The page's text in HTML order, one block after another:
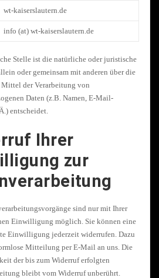
wt-kaiserslautern.de
info (at) wt-kaiserslautern.de
Stelle ist die natürliche oder juristische
oder gemeinsam mit anderen über die
der Verarbeitung von
Daten (z.B. Namen, E-Mail-
entscheidet.
Ihrer
zur
sind nur mit Ihrer
Einwilligung möglich. Sie können eine
Einwilligung jederzeit widerrufen. Dazu
Mitteilung per E-Mail an uns. Die
der bis zum Widerruf erfolgten
bleibt vom Widerruf unberührt.